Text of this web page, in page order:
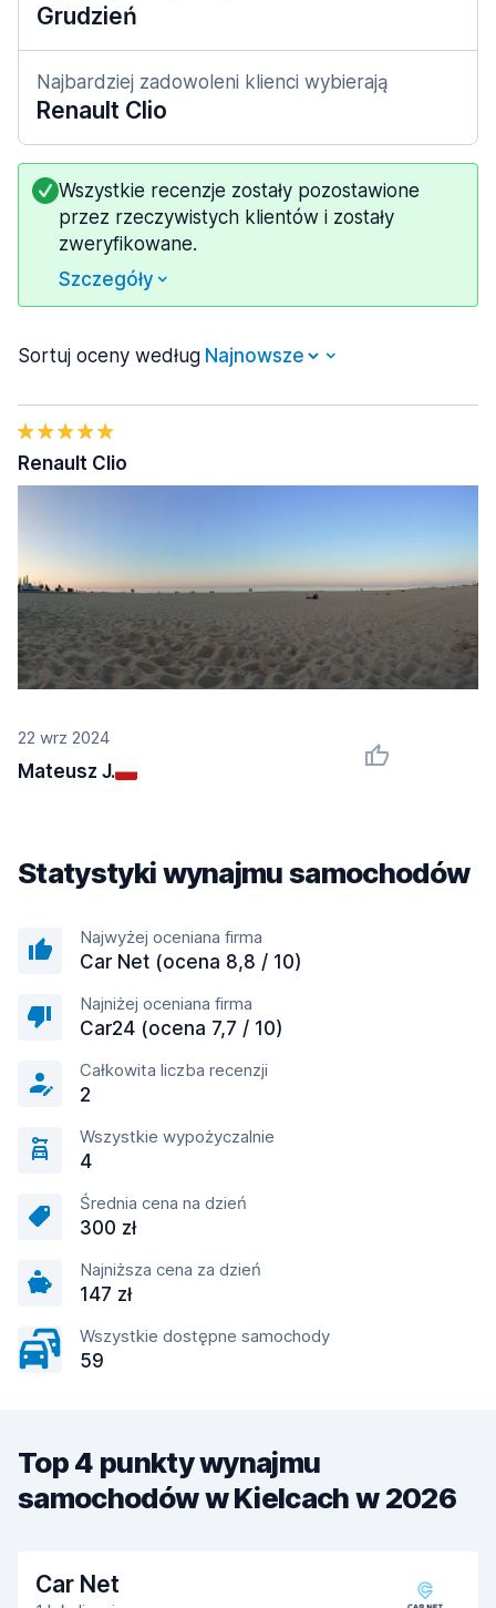
Grudzień
Najbardziej zadowoleni klienci wybierają
Renault Clio
Wszystkie recenzje zostały pozostawione
przez rzeczywistych klientów i zostały
zweryfikowane.
Szczegóły
Sortuj oceny według
22 wrz 2024
Mateusz J.
Renault Clio
Statystyki wynajmu samochodów
Najwyżej oceniana firma
Car Net (ocena 8,8 / 10)
Najniżej oceniana firma
Car24 (ocena 7,7 / 10)
Całkowita liczba recenzji
2
Wszystkie wypożyczalnie
4
Średnia cena na dzień
300 zł
Najniższa cena za dzień
147 zł
Wszystkie dostępne samochody
59
Top 4 punkty wynajmu
samochodów w Kielcach w 2026
Car Net